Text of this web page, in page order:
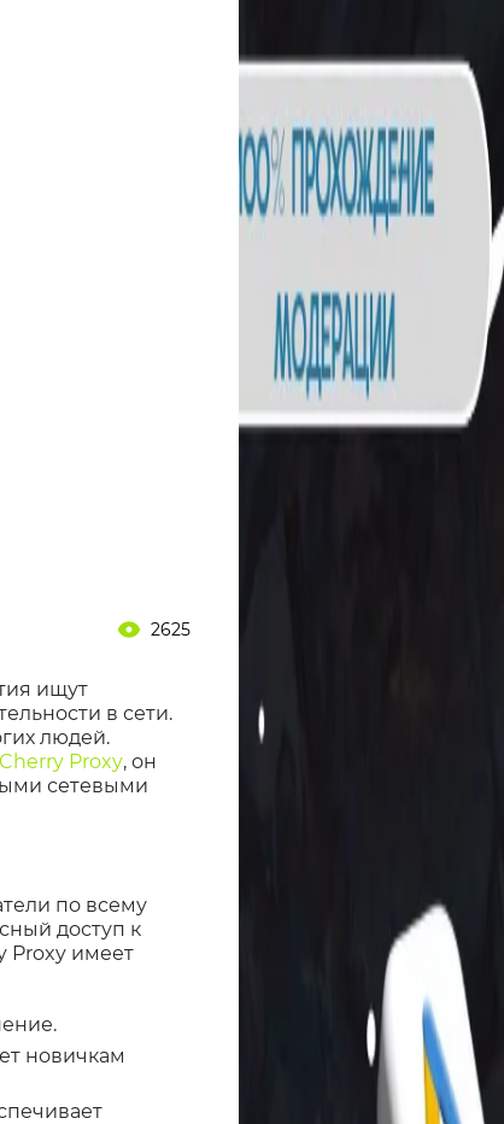
2625
ищут
в сети.
людей.
Cherry Proxy, он
сетевыми
по всему
доступ к
Proxy имеет
новичкам